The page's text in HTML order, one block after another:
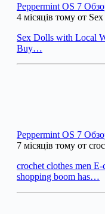
Peppermint OS 7
4 місяців тому от
Sex Dolls with Local
Buy…
Peppermint OS 7
7 місяців тому от
crochet clothes men
shopping boom has…